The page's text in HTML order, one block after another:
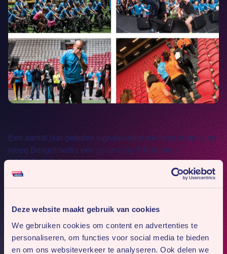
Deze website maakt gebruik van cookies
We gebruiken cookies om content en advertenties te
personaliseren, om functies voor social media te bieden
en om ons websiteverkeer te analyseren. Ook delen we
Een aantal jaar geleden signaleerden we deze trend al en
kreeg Bengelmedia een zusje erbij: PR-bureau
PRESSURE. Inmiddels is het geen zusje meer maar een
grote zus. Mooie voorbeelden waarin marketing en PR
elkaar versterken zijn ArenA MoveS en de campagne
naar commerciële marketing en PR zal zowel het team van
Bengelmedia als PRESSURE aankomende maanden